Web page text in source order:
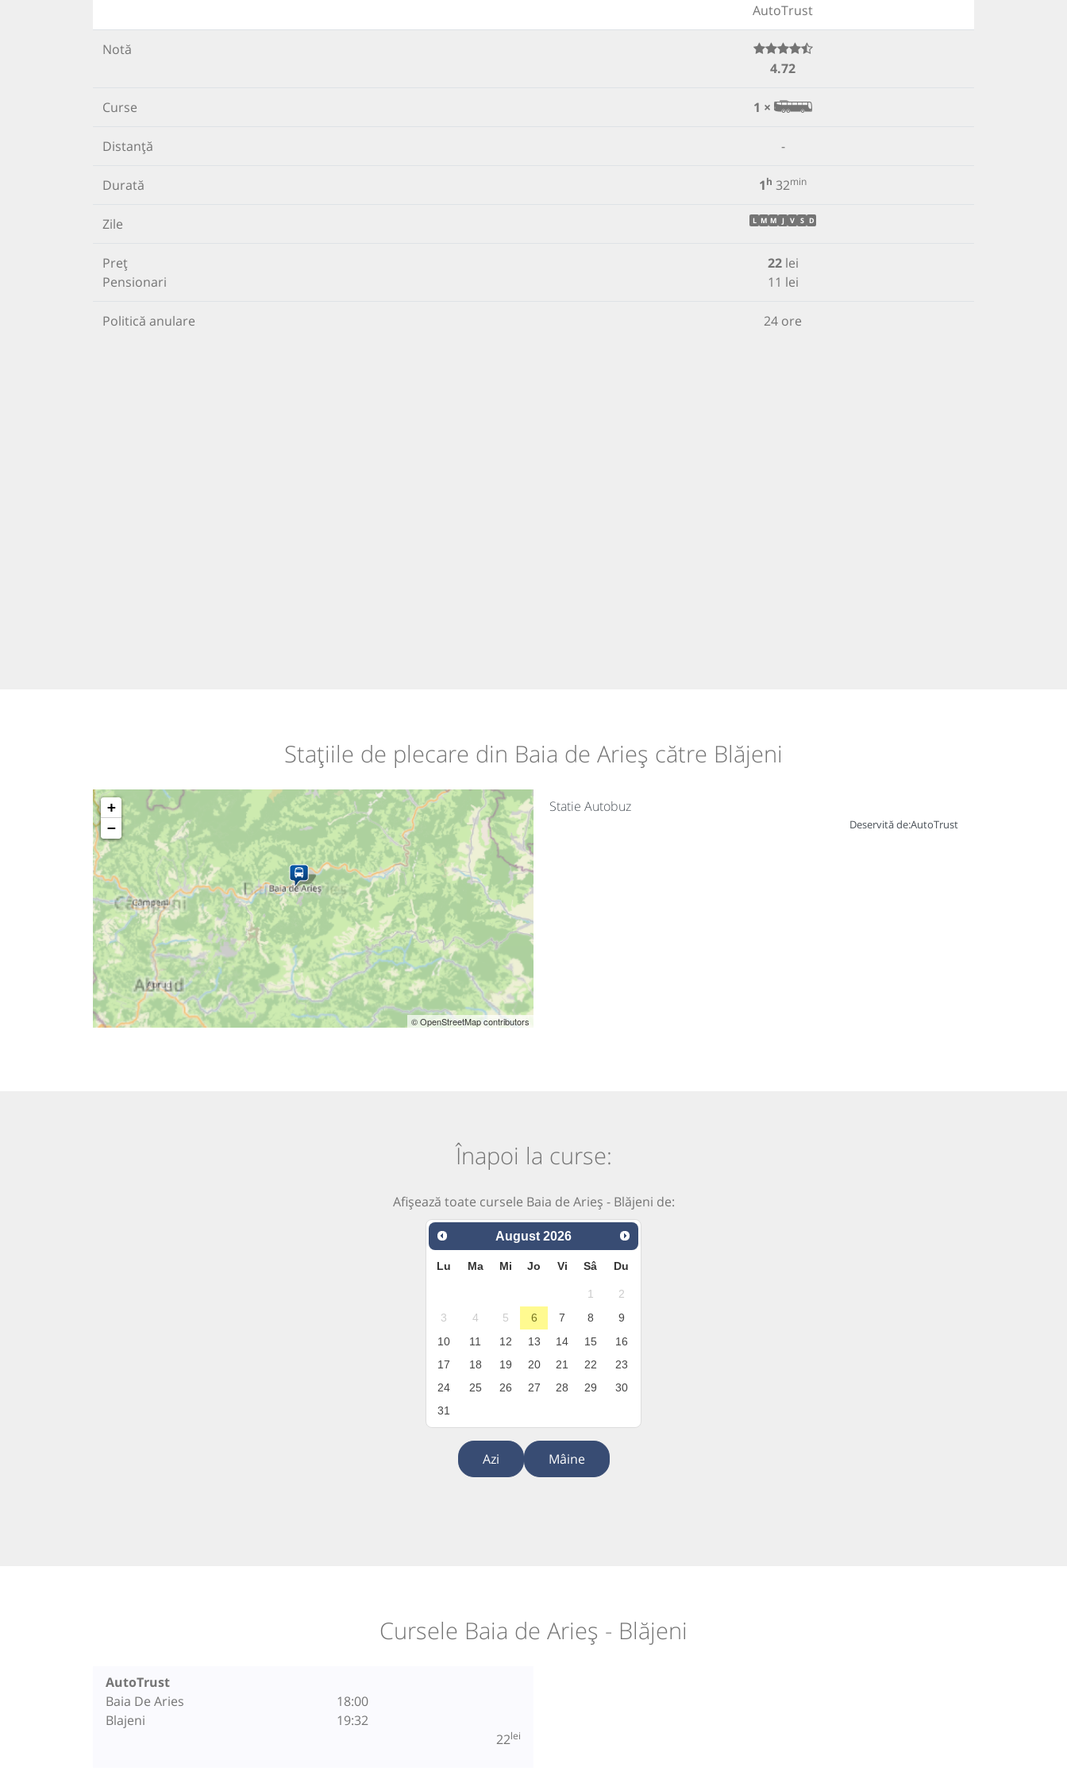
AutoTrust
Notă
4.72
Curse 1 ×
Distanță -
Durată 1h 32min
Zile L M M J V S D
Preț
Pensionari
22lei
11 lei
Politică anulare 24 ore
Stațiile de plecare din Baia de Arieș către Blăjeni
+
−
© OpenStreetMap contributors
Statie Autobuz
Deservită de:AutoTrust
Înapoi la curse:
Afișează toate cursele Baia de Arieș - Blăjeni de:
August 2026
Lu Ma Mi Jo Vi Sâ Du
1
2
3
4 5 6 7 8
9
10
11 12 13 14 15
16
17
18 19 20 21 22
23
24
25 26 27 28 29
30
31
Azi Mâine
Cursele Baia de Arieș - Blăjeni
AutoTrust
Baia De Aries
Blajeni
18:00
19:32
22lei